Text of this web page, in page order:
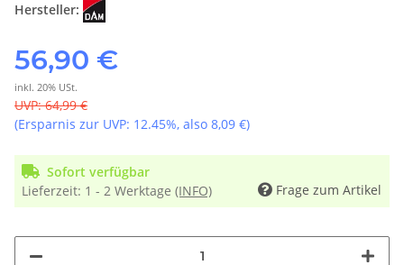
Hersteller:
56,90 €
inkl. 20% USt.
UVP:64,99 €
(Ersparnis zur UVP: 12.45%, also 8,09 €)
Sofort verfügbar
Lieferzeit: 1 - 2 Werktage (INFO) Frage zum Artikel